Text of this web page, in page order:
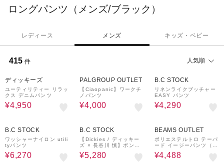
ロングパンツ（メンズ/ブラック）
レディース メンズ キッズ・ベビー
415 件 人気順
ディッキーズ
ユーティリティー リラッ
クス デニムパンツ
¥4,950
PALGROUP OUTLET
【Ciaopanic】ワークチ
ノパンツ
¥4,000
B.C STOCK
リネンライクブッチャー
EASY パンツ
¥4,290
B.C STOCK
ワッシャーナイロン utili
tyパンツ
¥6,270
B.C STOCK
【Dickies / ディッキー
ズ × 長谷川 慎】ボンデ
ージ ワーク パンツ
¥5,280
BEAMS OUTLET
ポリエステルトロ テーパ
ード イージーパンツ（吸
水速乾）
¥4,488